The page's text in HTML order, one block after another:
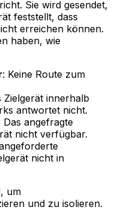
Sie wird gesendet,
feststellt, dass
erreichen können.
haben, wie
: Keine Route zum
Zielgerät innerhalb
antwortet nicht.
Das angefragte
nicht verfügbar.
nicht in
um
und zu isolieren.